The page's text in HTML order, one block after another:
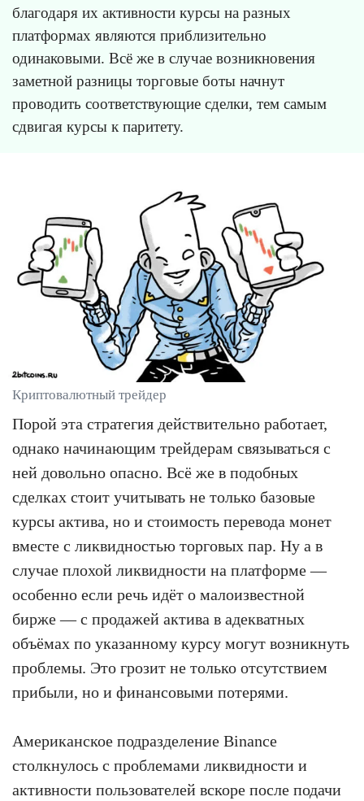
благодаря их активности курсы на разных
платформах являются приблизительно
одинаковыми. Всё же в случае возникновения
заметной разницы торговые боты начнут
проводить соответствующие сделки, тем самым
сдвигая курсы к паритету.
Криптовалютный трейдер
Порой эта стратегия действительно работает,
однако начинающим трейдерам связываться с
ней довольно опасно. Всё же в подобных
сделках стоит учитывать не только базовые
курсы актива, но и стоимость перевода монет
вместе с ликвидностью торговых пар. Ну а в
случае плохой ликвидности на платформе —
особенно если речь идёт о малоизвестной
бирже — с продажей актива в адекватных
объёмах по указанному курсу могут возникнуть
проблемы. Это грозит не только отсутствием
прибыли, но и финансовыми потерями.
Американское подразделение Binance
столкнулось с проблемами ликвидности и
активности пользователей вскоре после подачи